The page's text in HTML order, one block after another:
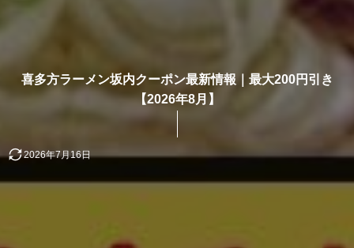
喜多方ラーメン坂内クーポン最新情報｜最大200円引き
【2026年8月】
2026年7月16日